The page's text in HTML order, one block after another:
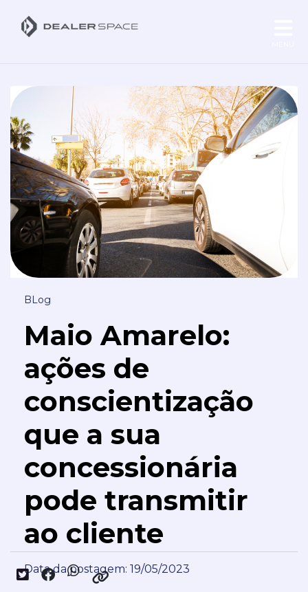
BLog
Maio Amarelo:
ações de
conscientização
que a sua
concessionária
pode transmitir
ao cliente
Data da postagem: 19/05/2023